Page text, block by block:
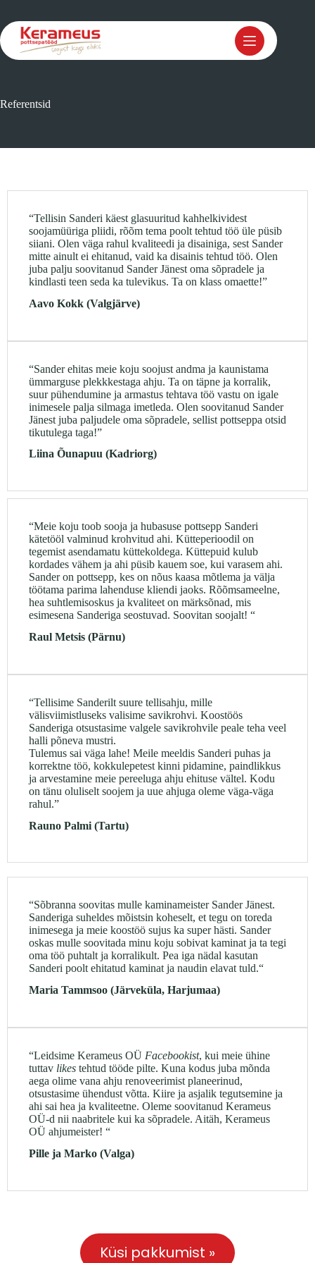
content
Referentsid
“Tellisin Sanderi käest glasuuritud kahhelkividest
soojamüüriga pliidi, rõõm tema poolt tehtud töö üle püsib
siiani. Olen väga rahul kvaliteedi ja disainiga, sest Sander
mitte ainult ei ehitanud, vaid ka disainis tehtud töö. Olen
juba palju soovitanud Sander Jänest oma sõpradele ja
kindlasti teen seda ka tulevikus. Ta on klass omaette!”
Aavo Kokk (Valgjärve)
“Sander ehitas meie koju soojust andma ja kaunistama
ümmarguse plekkkestaga ahju. Ta on täpne ja korralik,
suur pühendumine ja armastus tehtava töö vastu on igale
inimesele palja silmaga imetleda. Olen soovitanud Sander
Jänest juba paljudele oma sõpradele, sellist pottseppa otsid
tikutulega taga!”
Liina Õunapuu (Kadriorg)
“Meie koju toob sooja ja hubasuse pottsepp Sanderi
kätetööl valminud krohvitud ahi. Kütteperioodil on
tegemist asendamatu küttekoldega. Küttepuid kulub
kordades vähem ja ahi püsib kauem soe, kui varasem ahi.
Sander on pottsepp, kes on nõus kaasa mõtlema ja välja
töötama parima lahenduse kliendi jaoks. Rõõmsameelne,
hea suhtlemisoskus ja kvaliteet on märksõnad, mis
esimesena Sanderiga seostuvad. Soovitan soojalt! “
Raul Metsis (Pärnu)
“Tellisime Sanderilt suure tellisahju, mille
välisviimistluseks valisime savikrohvi. Koostöös
Sanderiga otsustasime valgele savikrohvile peale teha veel
halli põneva mustri.
Tulemus sai väga lahe! Meile meeldis Sanderi puhas ja
korrektne töö, kokkulepetest kinni pidamine, paindlikkus
ja arvestamine meie pereeluga ahju ehituse vältel. Kodu
on tänu oluliselt soojem ja uue ahjuga oleme väga-väga
rahul.”
Rauno Palmi (Tartu)
“Sõbranna soovitas mulle kaminameister Sander Jänest.
Sanderiga suheldes mõistsin koheselt, et tegu on toreda
inimesega ja meie koostöö sujus ka super hästi. Sander
oskas mulle soovitada minu koju sobivat kaminat ja ta tegi
oma töö puhtalt ja korralikult. Pea iga nädal kasutan
Sanderi poolt ehitatud kaminat ja naudin elavat tuld.“
Maria Tammsoo (Järveküla, Harjumaa)
“Leidsime Kerameus OÜ Facebookist, kui meie ühine
tuttav likes tehtud tööde pilte. Kuna kodus juba mõnda
aega olime vana ahju renoveerimist planeerinud,
otsustasime ühendust võtta. Kiire ja asjalik tegutsemine ja
ahi sai hea ja kvaliteetne. Oleme soovitanud Kerameus
OÜ-d nii naabritele kui ka sõpradele. Aitäh, Kerameus
OÜ ahjumeister! “
Pille ja Marko (Valga)
Küsi pakkumist »